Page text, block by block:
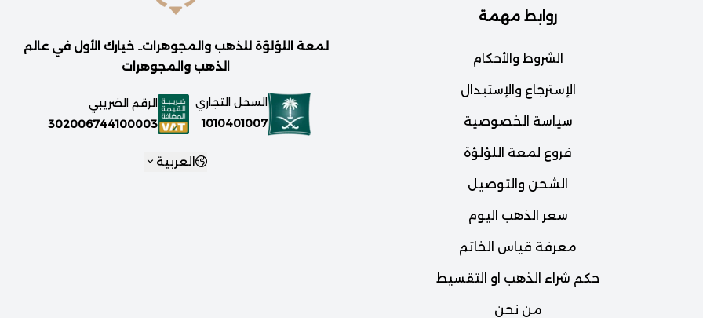
روابط مهمة
الشروط والأحكام
الإسترجاع والإستبدال
سياسة الخصوصية
فروع لمعة اللؤلؤة
الشحن والتوصيل
سعر الذهب اليوم
معرفة قياس الخاتم
حكم شراء الذهب او التقسيط
من نحن
لمعة اللؤلؤة للذهب والمجوهرات.. خيارك الأول في عالم
الذهب والمجوهرات
السجل التجاري
1010401007
الرقم الضريبي
302006744100003
العربية